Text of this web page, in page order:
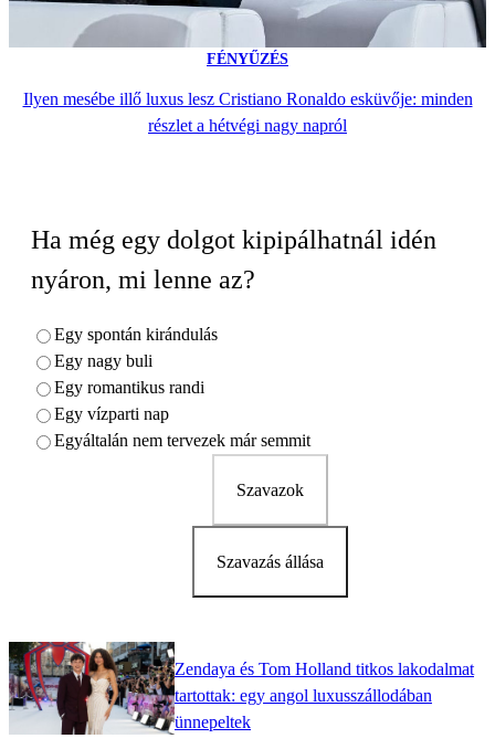
FÉNYŰZÉS
Ilyen mesébe illő luxus lesz Cristiano Ronaldo esküvője: minden
részlet a hétvégi nagy napról
Ha még egy dolgot kipipálhatnál idén
nyáron, mi lenne az?
Egy spontán kirándulás
Egy nagy buli
Egy romantikus randi
Egy vízparti nap
Egyáltalán nem tervezek már semmit
Szavazok
Szavazás állása
Zendaya és Tom Holland titkos lakodalmat
tartottak: egy angol luxusszállodában
ünnepeltek